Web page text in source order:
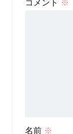
コメント ※
名前 ※